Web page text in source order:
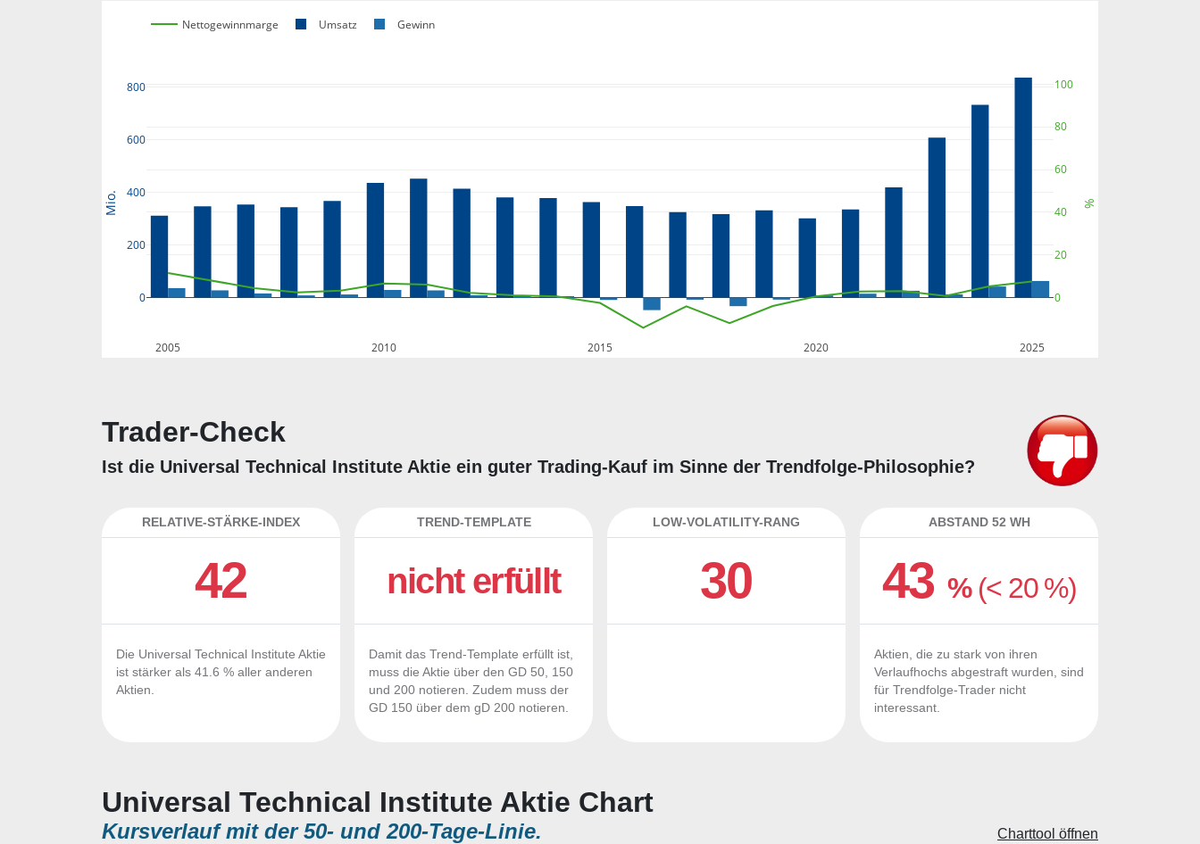
2005 2010 2015 2020 2025
0
200
400
600
800
0
20
40
60
80
100
Nettogewinnmarge Umsatz Gewinn
Mio. %
Trader-Check
Ist die Universal Technical Institute Aktie ein guter Trading-Kauf im Sinne der Trendfolge-Philosophie?
RELATIVE-STÄRKE-INDEX
42
Die Universal Technical Institute Aktie
ist stärker als 41.6 % aller anderen
Aktien.
TREND-TEMPLATE
nicht erfüllt
Damit das Trend-Template erfüllt ist,
muss die Aktie über den GD 50, 150
und 200 notieren. Zudem muss der
GD 150 über dem gD 200 notieren.
LOW-VOLATILITY-RANG
30
ABSTAND 52 WH
43% (< 20 %)
Aktien, die zu stark von ihren
Verlaufhochs abgestraft wurden, sind
für Trendfolge-Trader nicht
interessant.
Universal Technical Institute Aktie Chart
Kursverlauf mit der 50- und 200-Tage-Linie. Charttool öffnen